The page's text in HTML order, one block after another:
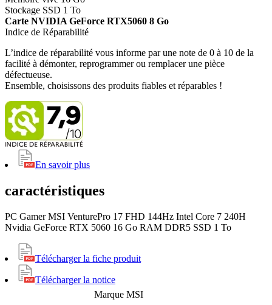
Stockage SSD 1 To
Carte NVIDIA GeForce RTX5060 8 Go
Indice de Réparabilité
L’indice de réparabilité vous informe par une note de 0 à 10 de la
facilité à démonter, reprogrammer ou remplacer une pièce
défectueuse.
Ensemble, choisissons des produits fiables et réparables !
En savoir plus
caractéristiques
PC Gamer MSI VenturePro 17 FHD 144Hz Intel Core 7 240H
Nvidia GeForce RTX 5060 16 Go RAM DDR5 SSD 1 To
Télécharger la fiche produit
Télécharger la notice
Marque MSI